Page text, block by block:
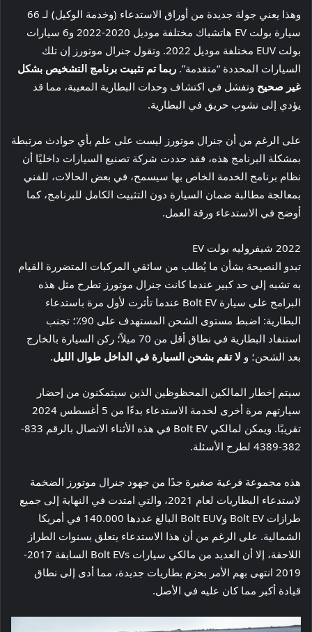
وهذا يعني جولة جديدة من أوراق الاستدعاء (وخدمة الوكيل) لـ 66
سيارة بولت EV هاتشباك مختلفة موديل 2020-2022 و6 سيارات
بولت EUV مختلفة موديل 2022. وتقول جنرال موتورز إن تلك
السيارات المحددة “متقدمة”. ربما تم تثبيت برنامج التشخيص بشكل
غير صحيح وتفشل في اكتشاف وحدات البطارية المعيبة، مما قد
يؤدي إلى نشوب حريق في البطارية.
على الرغم من أن جنرال موتورز ليست على علم بأي حوادث مرتبطة
بمشكلة البرنامج هذه، فقد حددت شركة تصنيع السيارات داخليًا أن
نظام برنامج الخدمة الخاص بها سيسمح، في بعض الحالات، للفني
بمعالجة مطالبة ضمان السيارة دون التثبيت الكامل للبرنامج، كما
أوضح في الاستدعاء ورقة العمل.
2022 شيفروليه بولت EV
تبدو النصيحة بشأن ما يُطلب من سائقي المركبات المتضررة القيام
به تشبه إلى حد كبير عندما كانت جنرال موتورز تطرح مثل هذه
البرامج على سيارة Bolt EV عندما تأثرت لأول مرة باستدعاء
البطارية: اضبط مستوى الشحن المستهدف على 90٪؛ تجنب
استنفاد البطارية في نطاق أقل من 70 ميلاً؛ ركن السيارة بالخارج
بعد الشحن؛ و لا تقم بشحن السيارة في الداخل طوال الليل.
سيتم إخطار المالكين المحظوظين الذين سيتمكنون من إحضار
سيارتهم مرة أخرى لخدمة الاستدعاء بدءًا من 5 أغسطس 2024
تقريبًا. ويمكن لمالكي Bolt EV في هذه الأثناء الاتصال بالرقم 833-
382-4389 لطرح الأسئلة.
هذه مجموعة فرعية صغيرة جدًا من جهود جنرال موتورز الضخمة
لاستدعاء البطاريات لعام 2021، والتي امتدت في النهاية إلى جميع
طرازات Bolt EV وBolt EUV البالغ عددها 140.000 في أمريكا
الشمالية. على الرغم من أن هذا الاستدعاء يتعلق بسنوات الطراز
اللاحقة، إلا أن العديد من مالكي سيارات Bolt EVs السابقة 2017-
2019 انتهى بهم الأمر بحزم بطاريات جديدة، مما أدى إلى نطاق
قيادة أكبر مما كان عليه في الأصل.